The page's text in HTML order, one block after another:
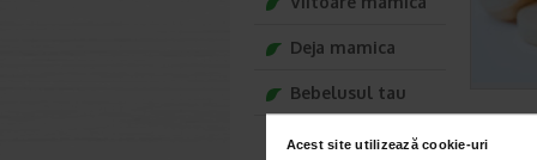
Acest site utilizează cookie-uri
Deja mamica
Bebelusul tau
Copilul tau